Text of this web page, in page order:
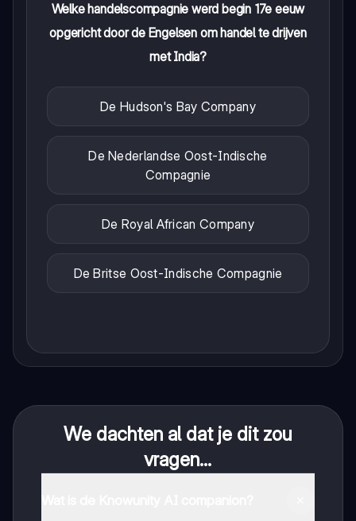
Welke handelscompagnie werd begin 17e eeuw
opgericht door de Engelsen om handel te drijven
met India?
De Hudson's Bay Company
De Nederlandse Oost-Indische
Compagnie
De Royal African Company
De Britse Oost-Indische Compagnie
We dachten al dat je dit zou
vragen...